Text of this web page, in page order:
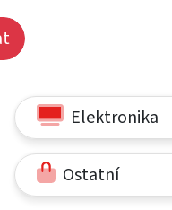
Elektronika
Ostatní